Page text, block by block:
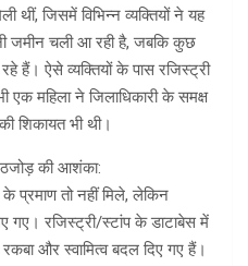
थीं, जिसमें विभिन्न व्यक्तियों ने यह
जमीन चली आ रही है, जबकि कुछ
हैं। ऐसे व्यक्तियों के पास रजिस्ट्री
एक महिला ने जिलाधिकारी के समक्ष
शिकायत भी थी।
की आशंका:
प्रमाण तो नहीं मिले, लेकिन
गए। रजिस्ट्री/स्टांप के डाटाबेस में
और स्वामित्व बदल दिए गए हैं।